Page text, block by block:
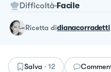
Difficoltà Facile
ricetta didianacorradetti
Salva · 12